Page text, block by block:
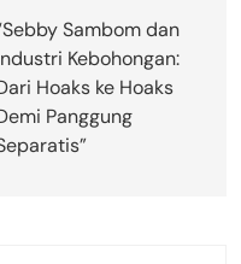
Sambom dan
Kebohongan:
Hoaks ke Hoaks
Panggung